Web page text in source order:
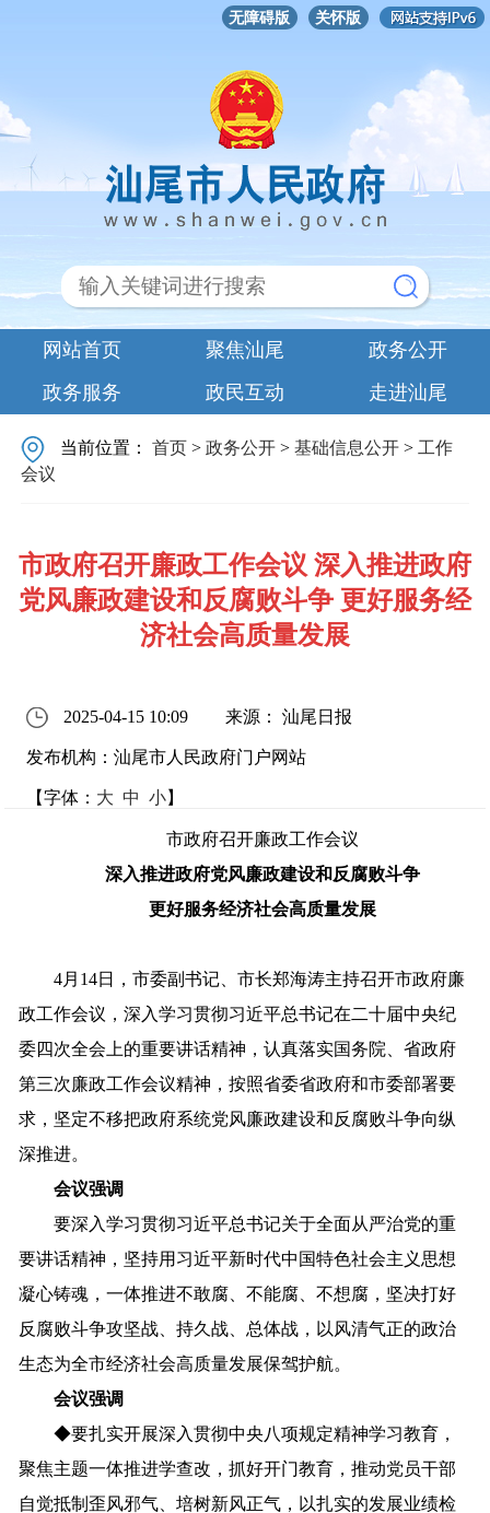
无障碍版 关怀版
网站首页 聚焦汕尾
政务公开
政务服务
政民互动 走进汕尾
当前位置：首页 >政务公开 >基础信息公开 > 工作
会议
市政府召开廉政工作会议 深入推进政府
党风廉政建设和反腐败斗争 更好服务经
济社会高质量发展
2025-04-15 10:09 来源： 汕尾日报
发布机构：汕尾市人民政府门户网站
【字体： 大 中 小】
市政府召开廉政工作会议
深入推进政府党风廉政建设和反腐败斗争
更好服务经济社会高质量发展
4月14日，市委副书记、市长郑海涛主持召开市政府廉
政工作会议，深入学习贯彻习近平总书记在二十届中央纪
委四次全会上的重要讲话精神，认真落实国务院、省政府
第三次廉政工作会议精神，按照省委省政府和市委部署要
求，坚定不移把政府系统党风廉政建设和反腐败斗争向纵
深推进。
会议强调
要深入学习贯彻习近平总书记关于全面从严治党的重
要讲话精神，坚持用习近平新时代中国特色社会主义思想
凝心铸魂，一体推进不敢腐、不能腐、不想腐，坚决打好
反腐败斗争攻坚战、持久战、总体战，以风清气正的政治
生态为全市经济社会高质量发展保驾护航。
会议强调
◆要扎实开展深入贯彻中央八项规定精神学习教育，
聚焦主题一体推进学查改，抓好开门教育，推动党员干部
自觉抵制歪风邪气、培树新风正气，以扎实的发展业绩检